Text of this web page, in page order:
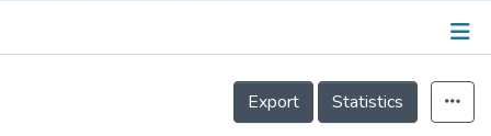
Details
Export
Statistics